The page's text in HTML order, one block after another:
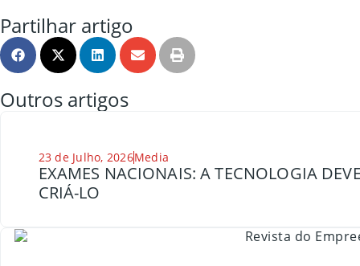
Partilhar artigo
Outros artigos
23 de Julho, 2026Media
EXAMES NACIONAIS: A TECNOLOGIA
CRIÁ-LO